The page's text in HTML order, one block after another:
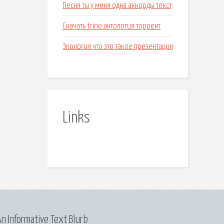
Песня ты у меня одна аккорды текст
Скачать trine антология торрент
Экология что это такое презентация
Links
Informative Text Blurb